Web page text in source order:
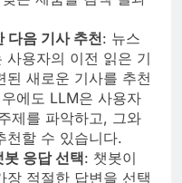
다음 기사 추천: 뉴스
사용자의 이전 읽은 기
된 새로운 기사를 추천
에도 LLM은 사용자
제를 파악하고, 그와
천할 수 있습니다.
응답 선택: 챗봇이
장 적절한 답변을 선택